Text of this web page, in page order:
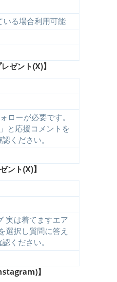
いる場合利用可能
ゼント(X)】
ローが必要です。
と応援コメントを
ください。
ント(X)】
実は着てますエア
選択し質問に答え
ください。
】